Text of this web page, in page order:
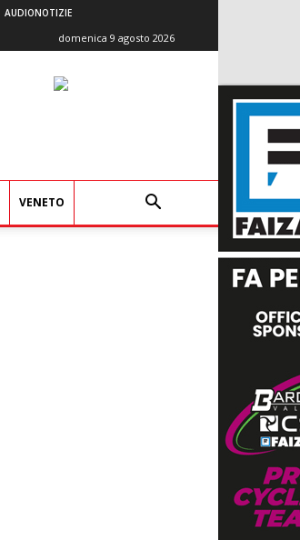
AUDIONOTIZIE
domenica 9 agosto 2026
VENETO